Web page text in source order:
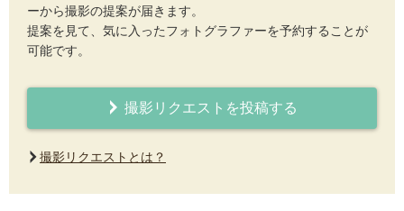
ーから撮影の提案が届きます。
提案を見て、気に入ったフォトグラファーを予約することが
可能です。
撮影リクエストを投稿する
撮影リクエストとは？